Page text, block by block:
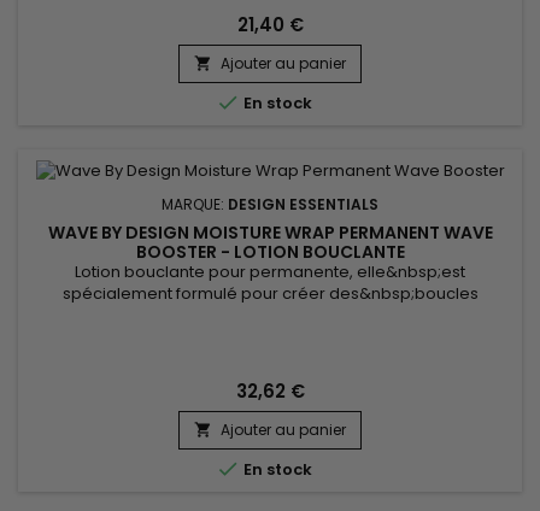
volumineux. Le soin sans rinçage de Design Essentials
Platinum démêle...
21,40 €
 Ajouter au panier
 En stock
MARQUE: DESIGN ESSENTIALS
WAVE BY DESIGN MOISTURE WRAP PERMANENT WAVE
BOOSTER - LOTION BOUCLANTE
Lotion bouclante pour permanente, elle&nbsp;est
spécialement formulé pour créer des&nbsp;boucles
cheveux&nbsp;tout au long du processus, garantit une
chevelure saine et éclatante. Elle restructure les cheveux
sans les...
32,62 €
 Ajouter au panier
 En stock